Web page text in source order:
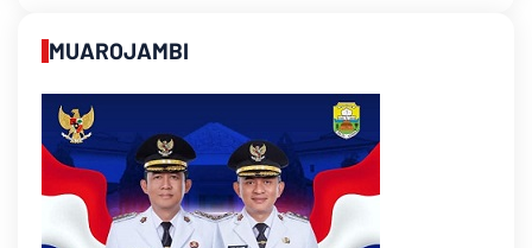
MUAROJAMBI